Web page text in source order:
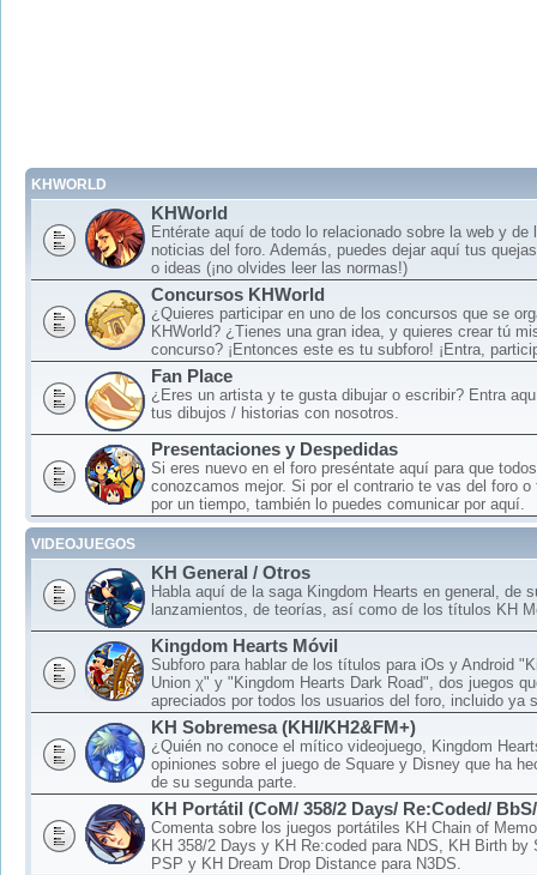
KHWORLD
KHWorld
Entérate aquí de todo lo relacionado sobre la web y de
noticias del foro. Además, puedes dejar aquí tus
o ideas (¡no olvides leer las normas!)
Concursos KHWorld
¿Quieres participar en uno de los concursos que se
KHWorld? ¿Tienes una gran idea, y quieres crear tú
concurso? ¡Entonces este es tu subforo! ¡Entra,
Fan Place
¿Eres un artista y te gusta dibujar o escribir? Entra
tus dibujos / historias con nosotros.
Presentaciones y Despedidas
Si eres nuevo en el foro preséntate aquí para que
conozcamos mejor. Si por el contrario te vas del foro o
por un tiempo, también lo puedes comunicar por aquí.
VIDEOJUEGOS
KH General / Otros
Habla aquí de la saga Kingdom Hearts en general, de
lanzamientos, de teorías, así como de los títulos KH
Kingdom Hearts Móvil
Subforo para hablar de los títulos para iOs y Android
Union χ" y "Kingdom Hearts Dark Road", dos juegos
apreciados por todos los usuarios del foro, incluido ya
KH Sobremesa (KHI/KH2&FM+)
¿Quién no conoce el mítico videojuego, Kingdom
opiniones sobre el juego de Square y Disney que ha
de su segunda parte.
KH Portátil (CoM/ 358/2 Days/ Re:Coded/
Comenta sobre los juegos portátiles KH Chain of
KH 358/2 Days y KH Re:coded para NDS, KH Birth by
PSP y KH Dream Drop Distance para N3DS.